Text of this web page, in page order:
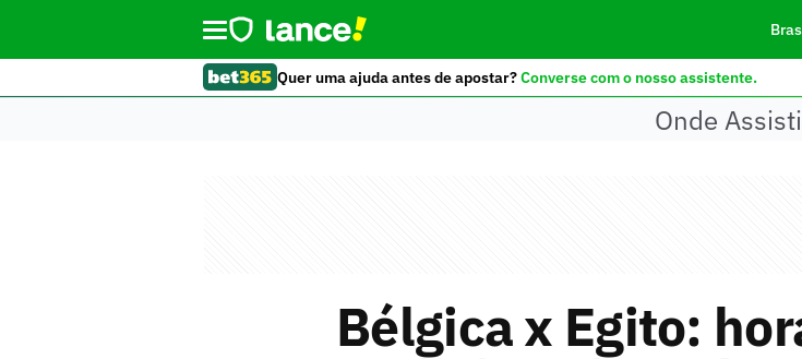
Quer uma ajuda antes de apostar?Converse com o nosso assistente.
Onde
Bélgica x Egito: